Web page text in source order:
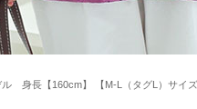
ル 身長【160cm】 【M-L（タグL）サイズ